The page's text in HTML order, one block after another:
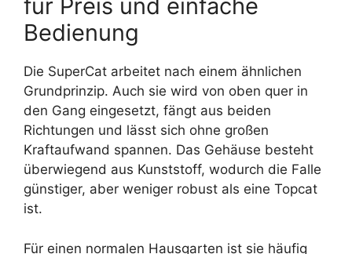
für Preis und einfache
Bedienung
Die SuperCat arbeitet nach einem ähnlichen
Grundprinzip. Auch sie wird von oben quer in
den Gang eingesetzt, fängt aus beiden
Richtungen und lässt sich ohne großen
Kraftaufwand spannen. Das Gehäuse besteht
überwiegend aus Kunststoff, wodurch die Falle
günstiger, aber weniger robust als eine Topcat
ist.
Für einen normalen Hausgarten ist sie häufig